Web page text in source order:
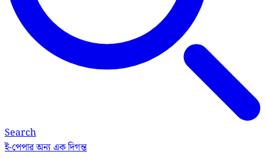
Search
ই-পেপারঅন্য এক দিগন্ত